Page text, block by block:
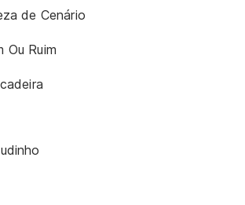
de Cenário
Ou Ruim